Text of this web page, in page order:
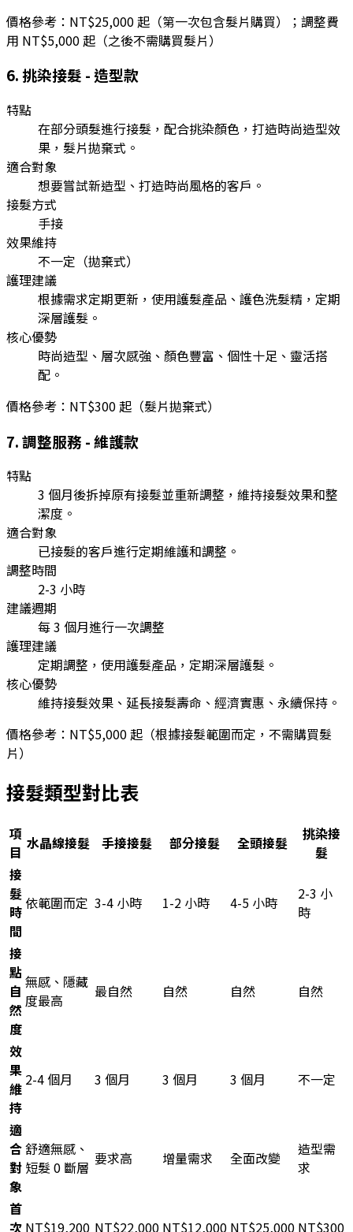
價格參考： NT$25,000 起（第一次包含髮片購買）；調整費
用 NT$5,000 起（之後不需購買髮片）
6.挑染接髮 - 造型款
特點
在部分頭髮進行接髮，配合挑染顏色，打造時尚造型效
果，髮片拋棄式。
適合對象
想要嘗試新造型、打造時尚風格的客戶。
接髮方式
手接
效果維持
不一定（拋棄式）
護理建議
根據需求定期更新，使用護髮產品、護色洗髮精，定期
深層護髮。
核心優勢
時尚造型、層次感強、顏色豐富、個性十足、靈活搭
配。
價格參考： NT$300 起（髮片拋棄式）
7.調整服務 - 維護款
特點
3 個月後拆掉原有接髮並重新調整，維持接髮效果和整
潔度。
適合對象
已接髮的客戶進行定期維護和調整。
調整時間
2-3 小時
建議週期
每 3 個月進行一次調整
護理建議
定期調整，使用護髮產品，定期深層護髮。
核心優勢
維持接髮效果、延長接髮壽命、經濟實惠、永續保持。
價格參考： NT$5,000 起（根據接髮範圍而定，不需購買髮
片）
接髮類型對比表
項
目 水晶線接髮 手接接髮 部分接髮 全頭接髮
挑染接
髮
接
髮
時
間
依範圍而定 3-4 小時 1-2 小時 4-5 小時
2-3 小
時
接
點
自
然
度
無感、隱藏
度最高
最自然 自然 自然 自然
效
果
維
持
2-4 個月 3 個月 3 個月 3 個月 不一定
適
合
對
象
舒適無感、
短髮 0 斷層 要求高 增量需求 全面改變
造型需
求
首
次 NT$19,200 NT$22,000 NT$12,000 NT$25,000 NT$300